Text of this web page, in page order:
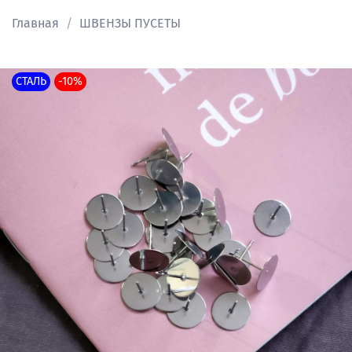
Главная ШВЕНЗЫ ПУСЕТЫ
СТАЛЬ -10%